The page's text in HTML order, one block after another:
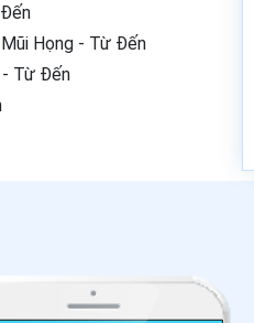
Họng - Từ Đến
- Từ Đến